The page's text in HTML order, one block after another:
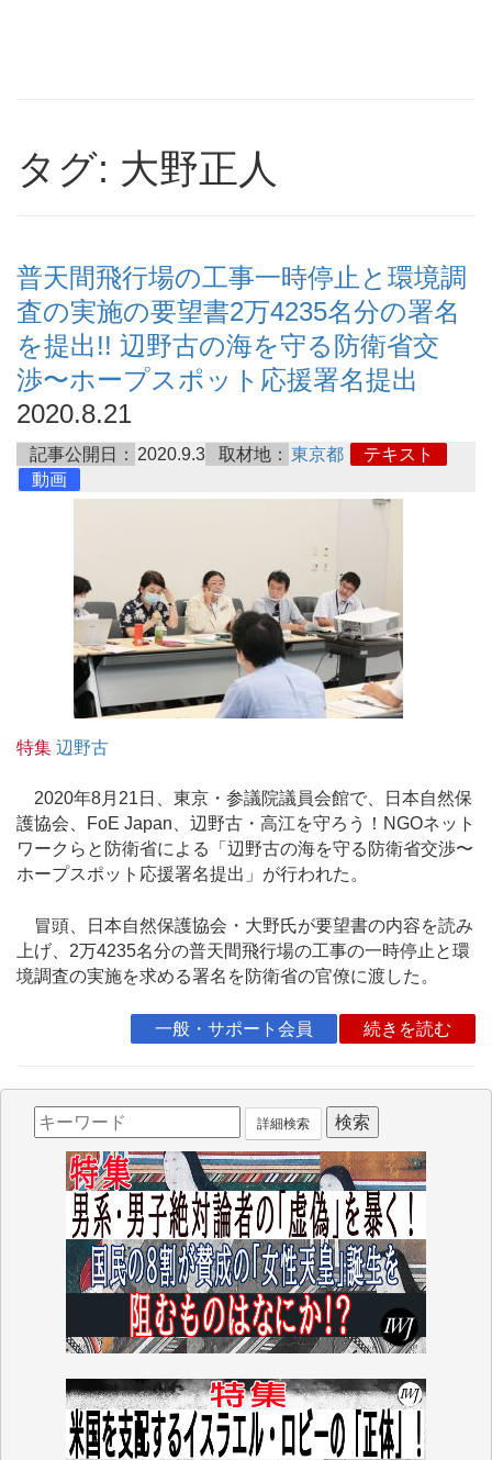
タグ: 大野正人
普天間飛行場の工事一時停止と環境調
査の実施の要望書2万4235名分の署名
を提出!! 辺野古の海を守る防衛省交
渉〜ホープスポット応援署名提出
2020.8.21
記事公開日： 2020.9.3 取材地： 東京都
テキスト
動画
特集 辺野古
2020年8月21日、東京・参議院議員会館で、日本自然保
護協会、FoE Japan、辺野古・高江を守ろう！NGOネット
ワークらと防衛省による「辺野古の海を守る防衛省交渉〜
ホープスポット応援署名提出」が行われた。
冒頭、日本自然保護協会・大野氏が要望書の内容を読み
上げ、2万4235名分の普天間飛行場の工事の一時停止と環
境調査の実施を求める署名を防衛省の官僚に渡した。
一般・サポート会員 続きを読む
詳細検索